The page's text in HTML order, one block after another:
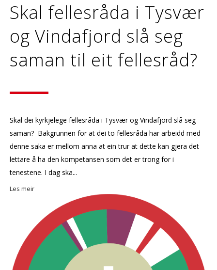
Skal fellesråda i Tysvær
og Vindafjord slå seg
saman til eit fellesråd?
Skal dei kyrkjelege fellesråda i Tysvær og Vindafjord slå seg
saman? Bakgrunnen for at dei to fellesråda har arbeidd med
denne saka er mellom anna at ein trur at dette kan gjera det
lettare å ha den kompetansen som det er trong for i
tenestene. I dag ska...
Les meir